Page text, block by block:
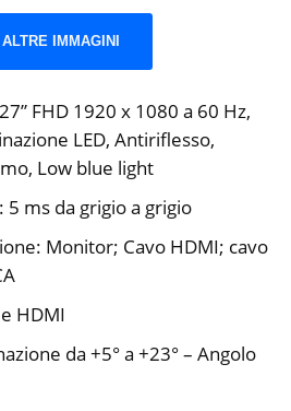
ALTRE IMMAGINI
FHD 1920 x 1080 a 60 Hz,
LED, Antiriflesso,
Low blue light
ms da grigio a grigio
Monitor; Cavo HDMI; cavo
HDMI
da +5° a +23° – Angolo